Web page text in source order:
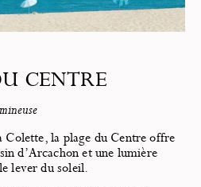
CENTRE
Colette, la plage du Centre offre
d’Arcachon et une lumière
lever du soleil.